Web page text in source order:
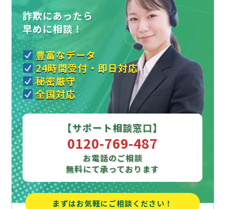
詐欺にあったら
早めに相談！
豊富なデータ
24時間受付・即日対応
秘密厳守
全国対応
【サポート相談窓口】
0120-769-487
お電話のご相談
無料にて承っております
まずはお気軽にご相談ください！